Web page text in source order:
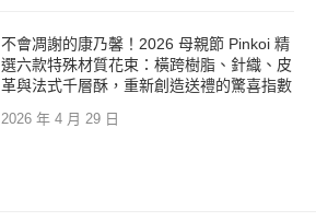
不會凋謝的康乃馨！2026 母親節 Pinkoi 精
選六款特殊材質花束：橫跨樹脂、針織、皮
革與法式千層酥，重新創造送禮的驚喜指數
2026 年 4 月 29 日